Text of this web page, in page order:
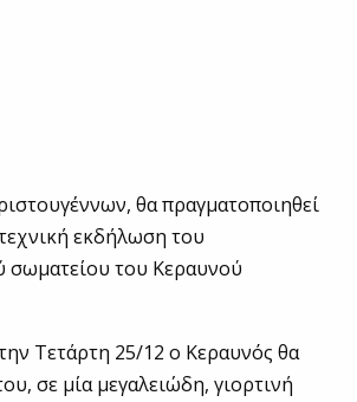
θα πραγματοποιηθεί
εκδήλωση του
σωματείου του Κεραυνού
Τετάρτη 25/12 ο Κεραυνός θα
σε μία μεγαλειώδη, γιορτινή